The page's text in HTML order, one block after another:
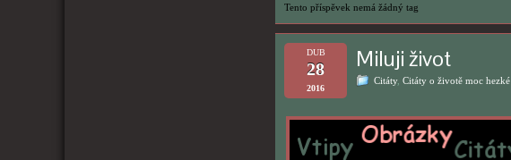
Tento příspěvek nemá žádný tag
DUB
28
2016
Miluji život
Citáty, Citáty o životě moc hezké